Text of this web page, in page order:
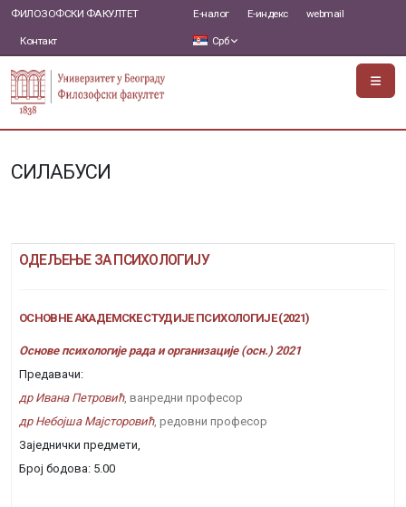
ФИЛОЗОФСКИ ФАКУЛТЕТ
Контакт
Е-налог Е-индекс webmail
Срб
СИЛАБУСИ
ОДЕЉЕЊЕ ЗА ПСИХОЛОГИЈУ
ОСНОВНЕ АКАДЕМСКЕ СТУДИЈЕ ПСИХОЛОГИЈЕ (2021)
Основе психологије рада и организације (осн.) 2021
Предавачи:
др Ивана Петровић, ванредни професор
др Небојша Мајсторовић, редовни професор
Заједнички предмети,
Број бодова: 5.00